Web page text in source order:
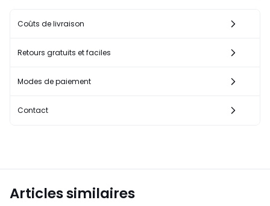
Coûts de livraison
Retours gratuits et faciles
Modes de paiement
Contact
Articles similaires